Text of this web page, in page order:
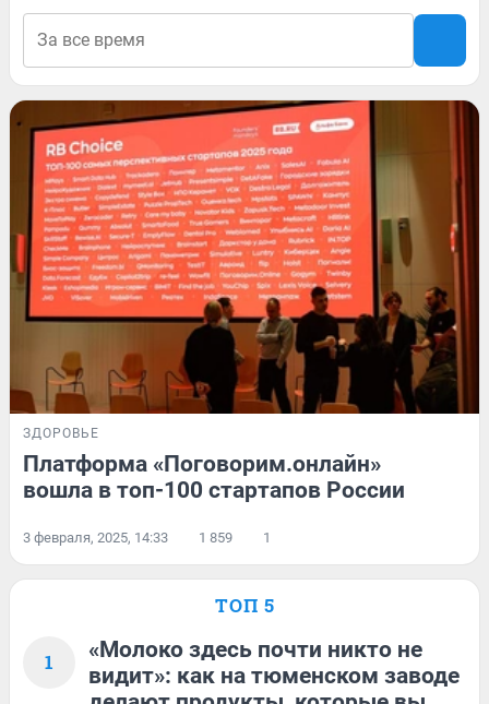
ЗДОРОВЬЕ
Платформа «Поговорим.онлайн»
вошла в топ-100 стартапов России
3 февраля, 2025, 14:33 1 859 1
ТОП 5
1
«Молоко здесь почти никто не
видит»: как на тюменском заводе